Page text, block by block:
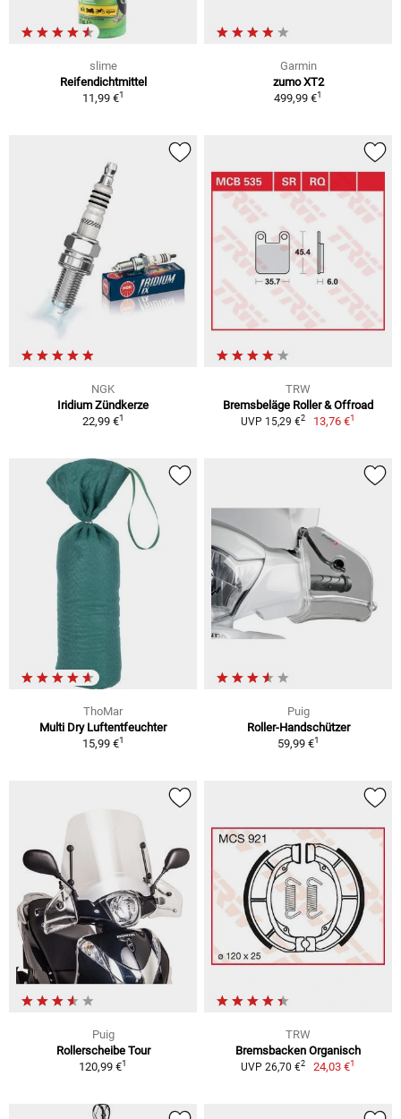
slime
Reifendichtmittel
11,99 €1
Garmin
zumo XT2
499,99 €1
NGK
Iridium Zündkerze
22,99 €1
TRW
Bremsbeläge Roller & Offroad
UVP 15,29 €2 13,76 €1
ThoMar
Multi Dry Luftentfeuchter
15,99 €1
Puig
Roller-Handschützer
59,99 €1
Puig
Rollerscheibe Tour
120,99 €1
TRW
Bremsbacken Organisch
UVP 26,70 €2 24,03 €1